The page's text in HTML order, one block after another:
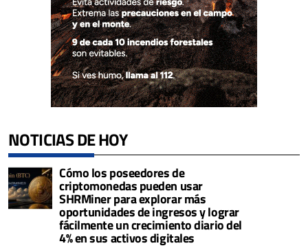
NOTICIAS DE HOY
Cómo los poseedores de
criptomonedas pueden usar
SHRMiner para explorar más
oportunidades de ingresos y lograr
fácilmente un crecimiento diario del
4% en sus activos digitales